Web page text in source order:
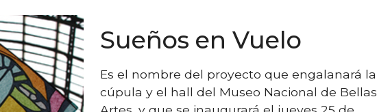
Sueños en Vuelo
Es el nombre del proyecto que engalanará la
cúpula y el hall del Museo Nacional de Bellas